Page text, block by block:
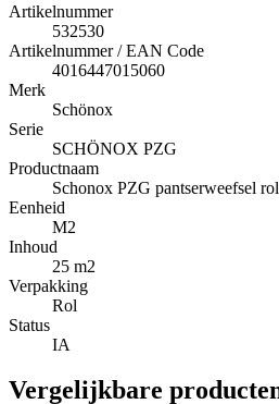
Artikelnummer
532530
Artikelnummer / EAN Code
4016447015060
Merk
Schönox
Serie
SCHÖNOX PZG
Productnaam
Schonox PZG pantserweefsel
Eenheid
M2
Inhoud
25 m2
Verpakking
Rol
Status
IA
Vergelijkbare